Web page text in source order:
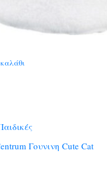
Γουνινη Cute Cat